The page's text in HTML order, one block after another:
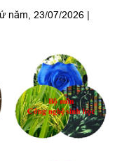
năm, 23/07/2026 |